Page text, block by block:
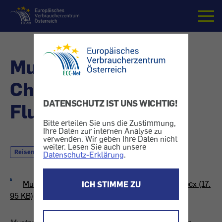
DATENSCHUTZ IST UNS WICHTIG!
Bitte erteilen Sie uns die Zustimmung,
Ihre Daten zur internen Analyse zu
verwenden. Wir geben Ihre Daten nicht
weiter. Lesen Sie auch unsere
Datenschutz-Erklärung.
ICH STIMME ZU
Startseite
Musterbrief (8.3.)
Check-In Gebühr am
Flughafen
Reisen mit dem Flugzeug
Musterbrief - Check-In Gebühr am Flughafen.docx (17.
95 KB)